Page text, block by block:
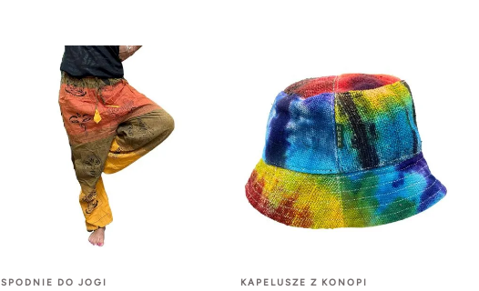
SPODNIE DO JOGI KAPELUSZE Z KONOPI